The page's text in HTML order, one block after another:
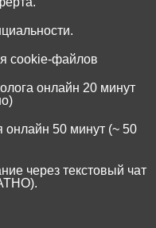
cookie-файлов
онлайн 20 минут
онлайн 50 минут (~ 50
через текстовый чат